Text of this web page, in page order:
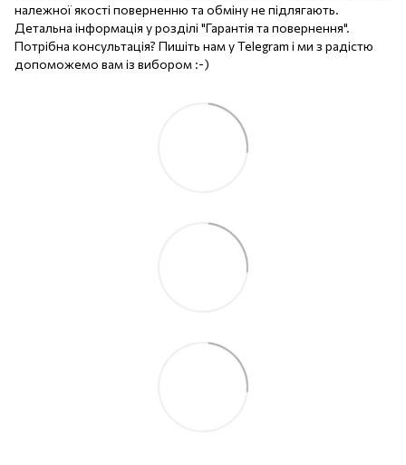
належної якості поверненню та обміну не підлягають.
Детальна інформація у розділі "Гарантія та повернення".
Потрібна консультація? Пишіть нам у Telegram і ми з радістю
допоможемо вам із вибором :-)